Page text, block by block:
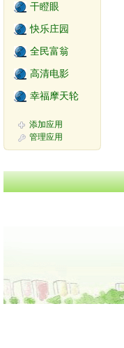
干瞪眼
快乐庄园
全民富翁
高清电影
幸福摩天轮
添加应用
管理应用